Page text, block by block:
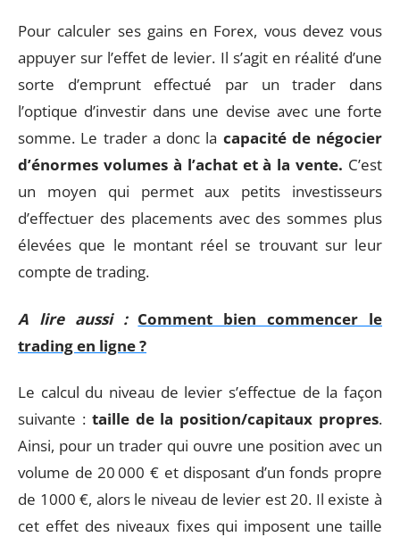
Pour calculer ses gains en Forex, vous devez vous
appuyer sur l’effet de levier. Il s’agit en réalité d’une
sorte d’emprunt effectué par un trader dans
l’optique d’investir dans une devise avec une forte
somme. Le trader a donc la capacité de négocier
d’énormes volumes à l’achat et à la vente. C’est
un moyen qui permet aux petits investisseurs
d’effectuer des placements avec des sommes plus
élevées que le montant réel se trouvant sur leur
compte de trading.
A lire aussi : Comment bien commencer le
trading en ligne ?
Le calcul du niveau de levier s’effectue de la façon
suivante : taille de la position/capitaux propres.
Ainsi, pour un trader qui ouvre une position avec un
volume de 20 000 € et disposant d’un fonds propre
de 1000 €, alors le niveau de levier est 20. Il existe à
cet effet des niveaux fixes qui imposent une taille